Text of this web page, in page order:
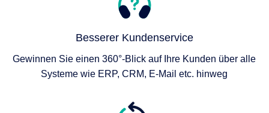
Besserer Kundenservice
Gewinnen Sie einen 360°-Blick auf Ihre Kunden über alle
Systeme wie ERP, CRM, E-Mail etc. hinweg